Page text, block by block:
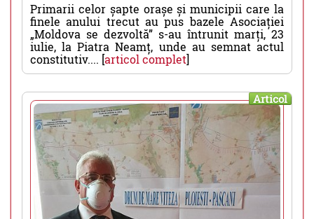
Primarii celor șapte orașe și municipii care la
finele anului trecut au pus bazele Asociației
„Moldova se dezvoltă” s-au întrunit marți, 23
iulie, la Piatra Neamț, unde au semnat actul
constitutiv.... [articol complet]
Articol